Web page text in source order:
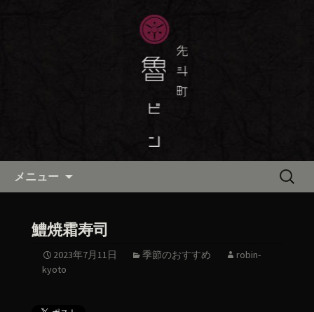
京都・先斗町の京料理・和食
「魯ビン（ろびん）」の公式ブ
京都・先斗町の京町家で美味しい季節
の京料理・和食が自慢の「魯ビン（ろ
びん）」がお店からのお知らせや、お
料理について最新情報をおとどけしま
メニュー
検
鱧焼霜寿司
2023年7月11日 季節のおすすめ
robin-
kyoto